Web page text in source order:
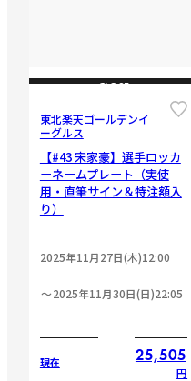
CLOSE
東北楽天ゴールデンイ
ーグルス
【#43 宋家豪】選手ロッカ
ーネームプレート（実使
用・直筆サイン＆特注額入
り）
2025年11月27日(木)12:00
2025年11月30日(日)22:05
現在 25,505
円